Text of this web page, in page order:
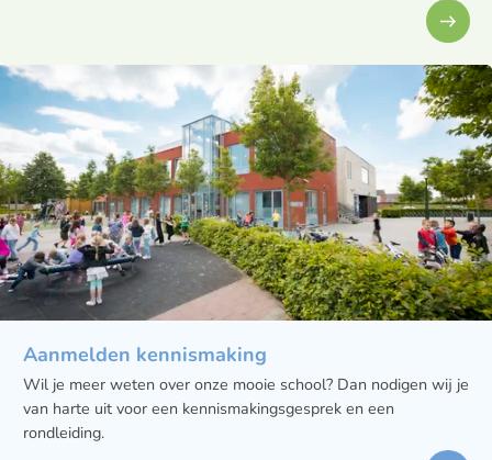
Aanmelden kennismaking
Wil je meer weten over onze mooie school? Dan nodigen wij je
van harte uit voor een kennismakingsgesprek en een
rondleiding.